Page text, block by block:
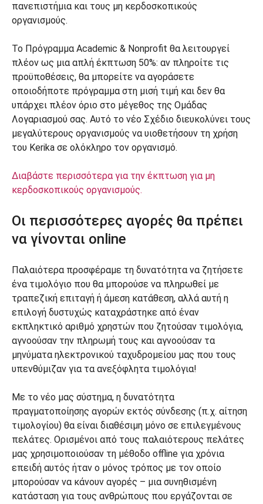
πανεπιστήμια και τους μη κερδοσκοπικούς
οργανισμούς.
Το Πρόγραμμα Academic & Nonprofit θα λειτουργεί
πλέον ως μια απλή έκπτωση 50%: αν πληροίτε τις
προϋποθέσεις, θα μπορείτε να αγοράσετε
οποιοδήποτε πρόγραμμα στη μισή τιμή και δεν θα
υπάρχει πλέον όριο στο μέγεθος της Ομάδας
Λογαριασμού σας. Αυτό το νέο Σχέδιο διευκολύνει τους
μεγαλύτερους οργανισμούς να υιοθετήσουν τη χρήση
του Kerika σε ολόκληρο τον οργανισμό.
Διαβάστε περισσότερα για την έκπτωση για μη
κερδοσκοπικούς οργανισμούς.
Οι περισσότερες αγορές θα πρέπει
να γίνονται online
Παλαιότερα προσφέραμε τη δυνατότητα να ζητήσετε
ένα τιμολόγιο που θα μπορούσε να πληρωθεί με
τραπεζική επιταγή ή άμεση κατάθεση, αλλά αυτή η
επιλογή δυστυχώς καταχράστηκε από έναν
εκπληκτικό αριθμό χρηστών που ζητούσαν τιμολόγια,
αγνοούσαν την πληρωμή τους και αγνοούσαν τα
μηνύματα ηλεκτρονικού ταχυδρομείου μας που τους
υπενθύμιζαν για τα ανεξόφλητα τιμολόγια!
Με το νέο μας σύστημα, η δυνατότητα
πραγματοποίησης αγορών εκτός σύνδεσης (π.χ. αίτηση
τιμολογίου) θα είναι διαθέσιμη μόνο σε επιλεγμένους
πελάτες. Ορισμένοι από τους παλαιότερους πελάτες
μας χρησιμοποιούσαν τη μέθοδο offline για χρόνια
επειδή αυτός ήταν ο μόνος τρόπος με τον οποίο
μπορούσαν να κάνουν αγορές – μια συνηθισμένη
κατάσταση για τους ανθρώπους που εργάζονται σε